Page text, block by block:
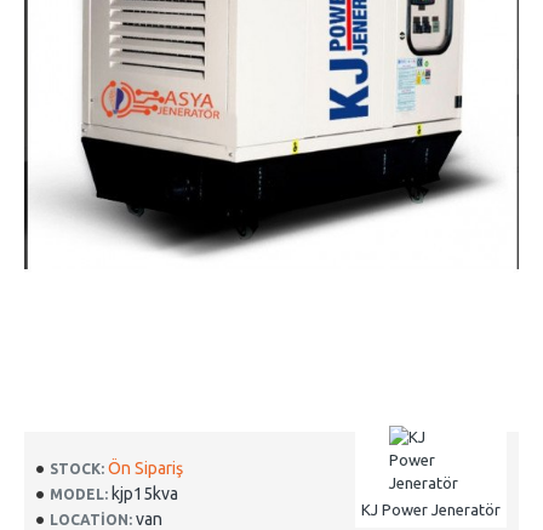
STOCK: Ön Sipariş
MODEL: kjp15kva
LOCATION: van KJ Power Jeneratör